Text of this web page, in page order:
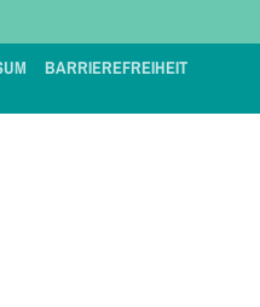
BARRIEREFREIHEIT